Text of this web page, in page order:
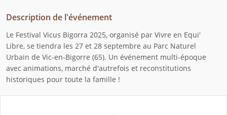
Description de l'événement
Le Festival Vicus Bigorra 2025, organisé par Vivre en Equi'
Libre, se tiendra les 27 et 28 septembre au Parc Naturel
Urbain de Vic-en-Bigorre (65). Un événement multi-époque
avec animations, marché d'autrefois et reconstitutions
historiques pour toute la famille !